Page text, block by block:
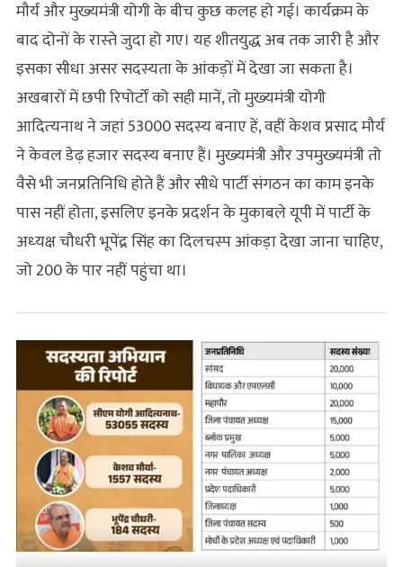
मौर्य और मुख्‍यमंत्री योगी के बीच कुछ कलह हो गई। कार्यक्रम के
बाद दोनों के रास्‍ते जुदा हो गए। यह शीतयुद्ध अब तक जारी है और
इसका सीधा असर सदस्‍यता के आंकड़ों में देखा जा सकता है।
अखबारों में छपी रिपोर्टों को सही मानें, तो मुख्‍यमंत्री योगी
आदित्‍यनाथ ने जहां 53000 सदस्‍य बनाए हें, वहीं केशव प्रसाद मौर्य
ने केवल डेढ़ हजार सदस्‍य बनाए हैं। मुख्‍यमंत्री और उपमुख्‍यमंत्री तो
वैसे भी जनप्रतिनिधि होते हैं और सीधे पार्टी संगठन का काम इनके
पास नहीं होता, इसलिए इनके प्रदर्शन के मुकाबले यूपी में पार्टी के
अध्‍यक्ष चौधरी भूपेंद्र सिंह का दिलचस्‍प आंकड़ा देखा जाना चाहिए,
जो 200 के पार नहीं पहुंचा था।